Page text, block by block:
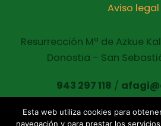
Aviso legal
Resurrección Mª de Azkue
Donostia - San
943 297 118 /
Esta web utiliza cookies para
navegación y para prestar los